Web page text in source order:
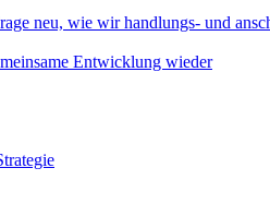
neu, wie wir handlungs- und
Entwicklung wieder